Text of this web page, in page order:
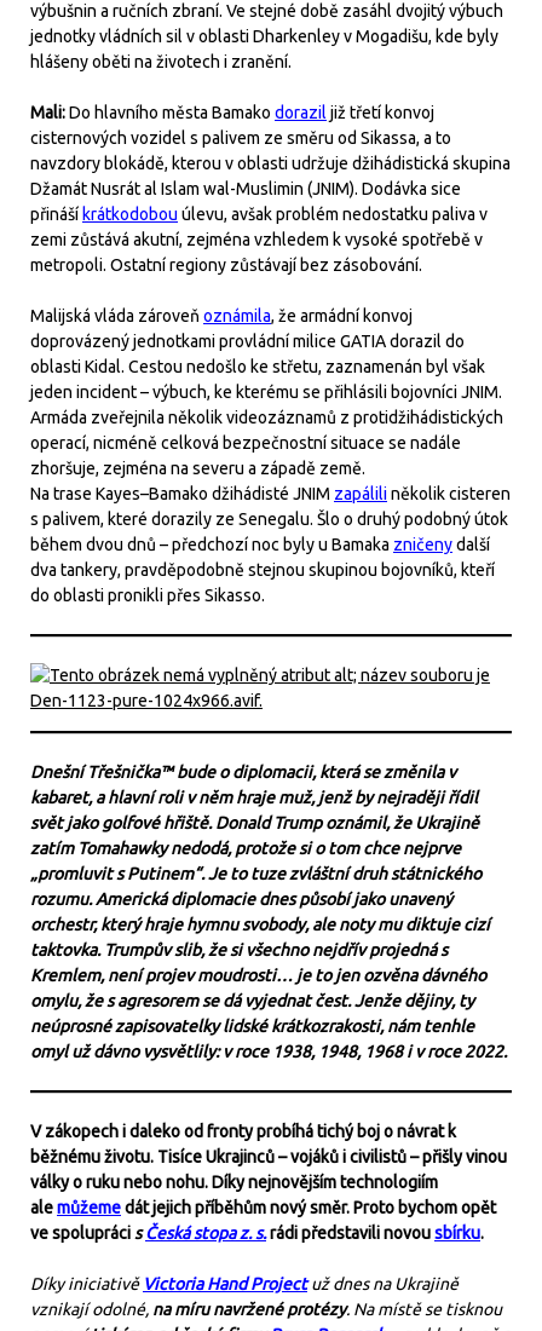
výbušnin a ručních zbraní. Ve stejné době zasáhl dvojitý výbuch
jednotky vládních sil v oblasti Dharkenley v Mogadišu, kde byly
hlášeny oběti na životech i zranění.
Mali:Do hlavního města Bamako dorazil již třetí konvoj
cisternových vozidel s palivem ze směru od Sikassa, a to
navzdory blokádě, kterou v oblasti udržuje džihádistická skupina
Džamát Nusrát al Islam wal-Muslimin (JNIM). Dodávka sice
přináší krátkodobou úlevu, avšak problém nedostatku paliva v
zemi zůstává akutní, zejména vzhledem k vysoké spotřebě v
metropoli. Ostatní regiony zůstávají bez zásobování.
Malijská vláda zároveň oznámila, že armádní konvoj
doprovázený jednotkami provládní milice GATIA dorazil do
oblasti Kidal. Cestou nedošlo ke střetu, zaznamenán byl však
jeden incident – výbuch, ke kterému se přihlásili bojovníci JNIM.
Armáda zveřejnila několik videozáznamů z protidžihádistických
operací, nicméně celková bezpečnostní situace se nadále
zhoršuje, zejména na severu a západě země.
Na trase Kayes–Bamako džihádisté JNIM zapáliliněkolik cisteren
s palivem, které dorazily ze Senegalu. Šlo o druhý podobný útok
během dvou dnů – předchozí noc byly u Bamaka zničenydalší
dva tankery, pravděpodobně stejnou skupinou bojovníků, kteří
do oblasti pronikli přes Sikasso.
Dnešní Třešnička™ bude o diplomacii, která se změnila v
kabaret, a hlavní roli v něm hraje muž, jenž by nejraději řídil
svět jako golfové hřiště. Donald Trump oznámil, že Ukrajině
zatím Tomahawky nedodá, protože si o tom chce nejprve
„promluvit s Putinem“. Je to tuze zvláštní druh státnického
rozumu. Americká diplomacie dnes působí jako unavený
orchestr, který hraje hymnu svobody, ale noty mu diktuje cizí
taktovka. Trumpův slib, že si všechno nejdřív projedná s
Kremlem, není projev moudrosti… je to jen ozvěna dávného
omylu, že s agresorem se dá vyjednat čest. Jenže dějiny, ty
neúprosné zapisovatelky lidské krátkozrakosti, nám tenhle
omyl už dávno vysvětlily: v roce 1938, 1948, 1968 i v roce 2022.
V zákopech i daleko od fronty probíhá tichý boj o návrat k
běžnému životu. Tisíce Ukrajinců – vojáků i civilistů – přišly vinou
války o ruku nebo nohu. Díky nejnovějším technologiím
alemůžemedát jejich příběhům nový směr. Proto bychom opět
ve spolupráci sČeská stopa z. s.rádi představili novousbírku.
Díky iniciativě Victoria Hand Projectuž dnes na Ukrajině
vznikají odolné, na míru navržené protézy. Na místě se tisknou